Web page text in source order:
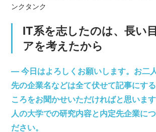
ンクタンク
IT系を志したのは、長い
アを考えたから
― 今日はよろしくお願いします。お二
先の企業名などは全て伏せて記事にす
ころをお聞かせいただければと思いま
人の大学での研究内容と内定先企業に
ださい。